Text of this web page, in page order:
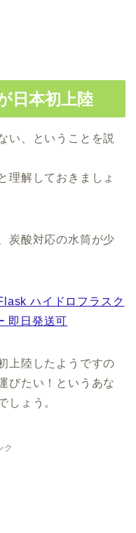
日本初上陸
い、ということを説
理解しておきましょ
炭酸対応の水筒が少
ハイドロフラスク
即日発送可
上陸したようですの
びたい！というあな
しょう。
ク